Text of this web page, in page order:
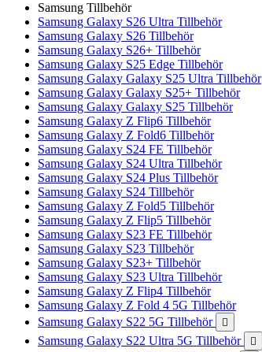
Samsung Tillbehör
Samsung Galaxy S26 Ultra Tillbehör
Samsung Galaxy S26 Tillbehör
Samsung Galaxy S26+ Tillbehör
Samsung Galaxy S25 Edge Tillbehör
Samsung Galaxy Galaxy S25 Ultra Tillbehör
Samsung Galaxy Galaxy S25+ Tillbehör
Samsung Galaxy Galaxy S25 Tillbehör
Samsung Galaxy Z Flip6 Tillbehör
Samsung Galaxy Z Fold6 Tillbehör
Samsung Galaxy S24 FE Tillbehör
Samsung Galaxy S24 Ultra Tillbehör
Samsung Galaxy S24 Plus Tillbehör
Samsung Galaxy S24 Tillbehör
Samsung Galaxy Z Fold5 Tillbehör
Samsung Galaxy Z Flip5 Tillbehör
Samsung Galaxy S23 FE Tillbehör
Samsung Galaxy S23 Tillbehör
Samsung Galaxy S23+ Tillbehör
Samsung Galaxy S23 Ultra Tillbehör
Samsung Galaxy Z Flip4 Tillbehör
Samsung Galaxy Z Fold 4 5G Tillbehör
Samsung Galaxy S22 5G Tillbehör

Samsung Galaxy S22 Ultra 5G Tillbehör 